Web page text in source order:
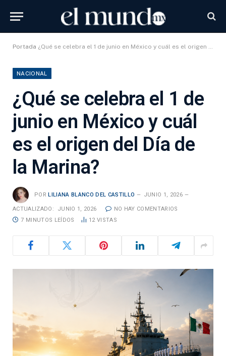
Portada ¿Qué se celebra el 1 de junio en México y cuál es el origen del Día de la Marina?
NACIONAL
¿Qué se celebra el 1 de
junio en México y cuál
es el origen del Día de
la Marina?
POR LILIANA BLANCO DEL CASTILLO JUNIO 1, 2026
ACTUALIZADO: JUNIO 1, 2026
NO HAY COMENTARIOS
7 MINUTOS LEÍDOS
12 VISTAS